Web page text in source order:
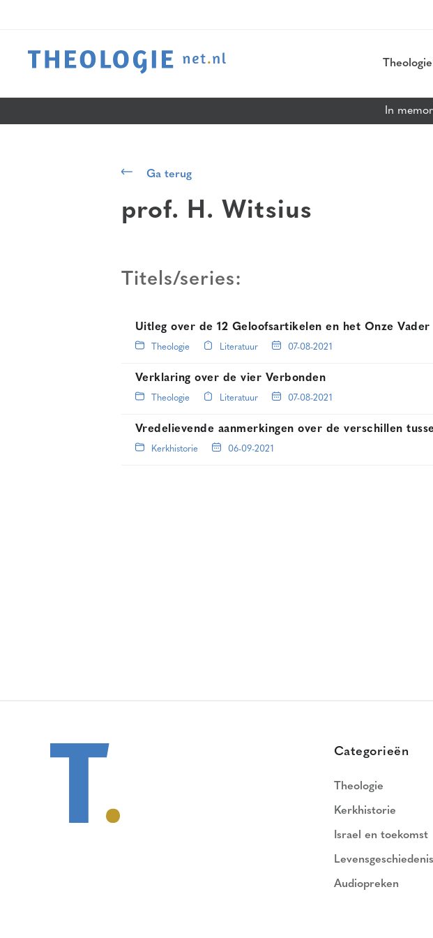
Theologie
In
Ga terug
prof. H. Witsius
Titels/series:
Uitleg over de 12 Geloofsartikelen en het Onze Vader
Theologie Literatuur 07-08-2021
Verklaring over de vier Verbonden
Theologie Literatuur 07-08-2021
Vredelievende aanmerkingen over de verschillen
Kerkhistorie 06-09-2021
Categorieën
Theologie
Kerkhistorie
Israel en toekomst
Levensgeschiedenis
Audiopreken